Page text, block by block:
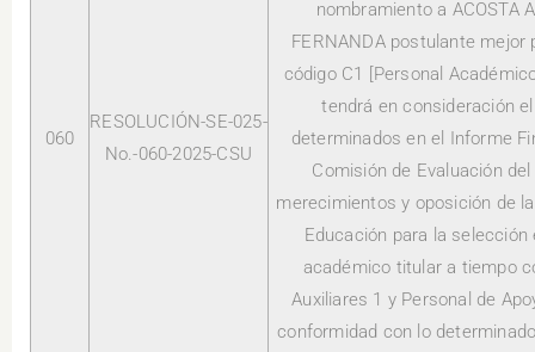
060
RESOLUCIÓN-SE-025-
No.-060-2025-CSU
nombramiento a ACOSTA
FERNANDA postulante
código C1 [Personal
tendrá en consideración
determinados en el Informe
Comisión de Evaluación
merecimientos y oposición de
Educación para la
académico titular a tiempo
Auxiliares 1 y Personal de
conformidad con lo